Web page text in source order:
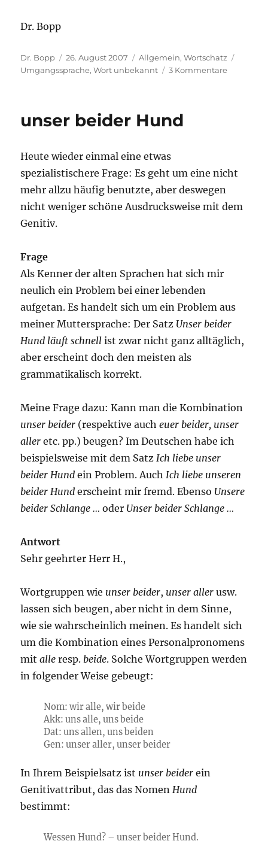
Dr. Bopp
Autor
Dr. Bopp
Veröffentlicht
am
26. August 2007 Kategorien
Allgemein,Wortschatz
Umgangssprache,Wort unbekannt 3 Kommentarezu
unser beider Hund
Heute wieder einmal eine etwas
spezialistischere Frage: Es geht um eine nicht
mehr allzu häufig benutzte, aber deswegen
nicht weniger schöne Ausdrucksweise mit dem
Genitiv.
Frage
Als Kenner der alten Sprachen hat sich mir
neulich ein Problem bei einer lebenden
aufgetan. Es handelt sich um ein Problem aus
meiner Muttersprache: Der Satz Unser beider
Hund läuft schnell ist zwar nicht ganz alltäglich,
aber erscheint doch den meisten als
grammatikalisch korrekt.
Meine Frage dazu: Kann man die Kombination
unser beider (respektive aucheuer beider, unser
aller etc. pp.) beugen? Im Deutschen habe ich
beispielsweise mit dem SatzIch liebe unser
beider Hundein Problem. AuchIch liebe unseren
beider Hunderscheint mir fremd. Ebenso Unsere
beider Schlange … oder Unser beider Schlange …
Antwort
Sehr geehrter Herr H.,
Wortgruppen wie unser beider, unser aller usw.
lassen sich beugen, aber nicht in dem Sinne,
wie sie wahrscheinlich meinen. Es handelt sich
um die Kombination eines Personalpronomens
mitalle resp. beide. Solche Wortgruppen werden
in folgender Weise gebeugt:
Nom: wir alle, wir beide
Akk: uns alle, uns beide
Dat: uns allen, uns beiden
Gen: unser aller, unser beider
In Ihrem Beispielsatz ist unser beider ein
Genitivattribut, das das Nomen Hund
bestimmt:
Wessen Hund? – unser beider Hund.